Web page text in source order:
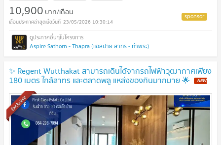
10,900 บาท/เดือน
23/05/2026 10:30:14
Aspire Sathorn - Thapra (แอสปาย สาทร - ท่าพระ)
✨ Regent Wutthakat สามารถเดินได้จากรถไฟฟ้าวุฒากาศเพียง
180 เมตร ใกล้สาทร และตลาดพลู แหล่งของกินมากมาย 🌟 NEW
Exclusive